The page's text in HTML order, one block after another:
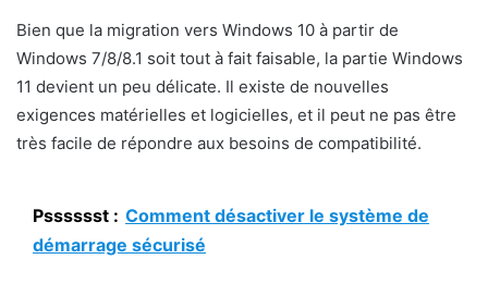
Bien que la migration vers Windows 10 à partir de
Windows 7/8/8.1 soit tout à fait faisable, la partie Windows
11 devient un peu délicate. Il existe de nouvelles
exigences matérielles et logicielles, et il peut ne pas être
très facile de répondre aux besoins de compatibilité.
Psssssst : Comment désactiver le système de
démarrage sécurisé